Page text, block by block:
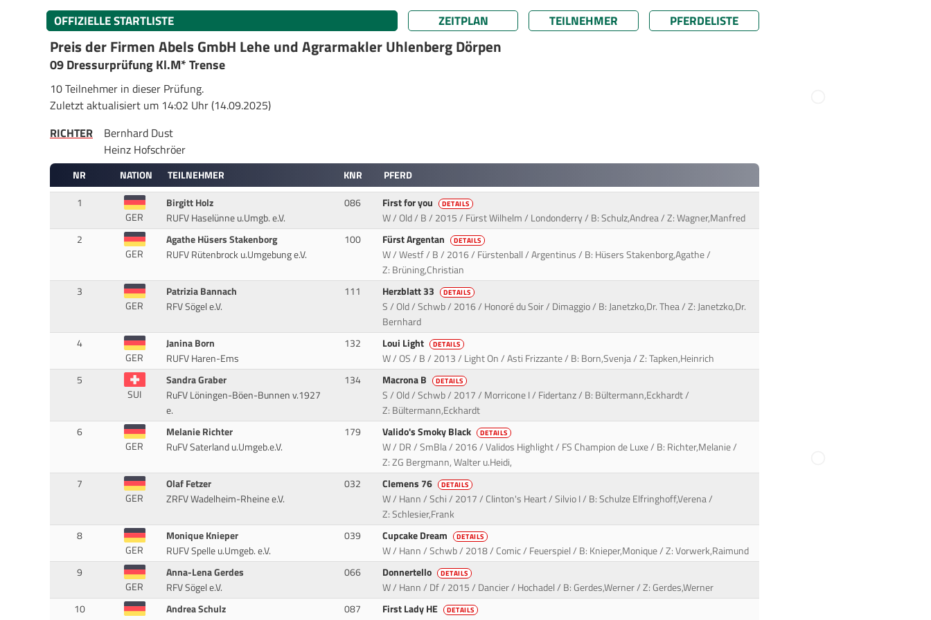
OFFIZIELLE STARTLISTE ZEITPLAN TEILNEHMER PFERDELISTE
Preis der Firmen Abels GmbH Lehe und Agrarmakler Uhlenberg Dörpen
09 Dressurprüfung Kl.M* Trense
10 Teilnehmer in dieser Prüfung.
Zuletzt aktualisiert um 14:02 Uhr (14.09.2025)
RICHTER
Bernhard Dust
Heinz Hofschröer
NR NATION TEILNEHMER KNR
PFERD
1
GER
Birgitt Holz
RUFV Haselünne u.Umgb. e.V.
086 First for you DETAILS
W / Old / B / 2015 / Fürst Wilhelm / Londonderry / B: Schulz,Andrea / Z: Wagner,Manfred
2
GER
Agathe Hüsers Stakenborg
RUFV Rütenbrock u.Umgebung e.V.
100 Fürst Argentan DETAILS
W / Westf / B / 2016 / Fürstenball / Argentinus / B: Hüsers Stakenborg,Agathe /
Z: Brüning,Christian
3
GER
Patrizia Bannach
RFV Sögel e.V.
111 Herzblatt 33 DETAILS
S / Old / Schwb / 2016 / Honoré du Soir / Dimaggio / B: Janetzko,Dr. Thea / Z: Janetzko,Dr.
Bernhard
4
GER
Janina Born
RUFV Haren-Ems
132 Loui Light DETAILS
W / OS / B / 2013 / Light On / Asti Frizzante / B: Born,Svenja / Z: Tapken,Heinrich
5
SUI
Sandra Graber
RuFV Löningen-Böen-Bunnen v.1927
e.
134 Macrona B DETAILS
S / Old / Schwb / 2017 / Morricone I / Fidertanz / B: Bültermann,Eckhardt /
Z: Bültermann,Eckhardt
6
GER
Melanie Richter
RuFV Saterland u.Umgeb.e.V.
179 Valido's Smoky Black DETAILS
W / DR / SmBla / 2016 / Validos Highlight / FS Champion de Luxe / B: Richter,Melanie /
Z: ZG Bergmann, Walter u.Heidi,
7
GER
Olaf Fetzer
ZRFV Wadelheim-Rheine e.V.
032 Clemens 76 DETAILS
W / Hann / Schi / 2017 / Clinton's Heart / Silvio I / B: Schulze Elfringhoff,Verena /
Z: Schlesier,Frank
8
GER
Monique Knieper
RUFV Spelle u.Umgeb. e.V.
039 Cupcake Dream DETAILS
W / Hann / Schwb / 2018 / Comic / Feuerspiel / B: Knieper,Monique / Z: Vorwerk,Raimund
9
GER
Anna-Lena Gerdes
RFV Sögel e.V.
066 Donnertello DETAILS
W / Hann / Df / 2015 / Dancier / Hochadel / B: Gerdes,Werner / Z: Gerdes,Werner
10
Andrea Schulz
087 First Lady HE DETAILS